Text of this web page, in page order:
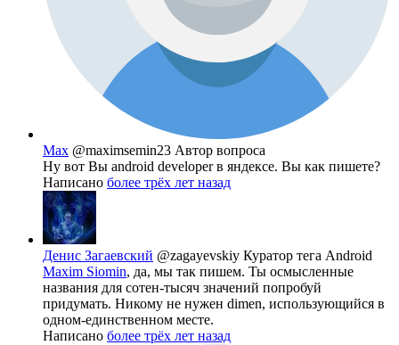
Max @maximsemin23 Автор вопроса
Ну вот Вы android developer в яндексе. Вы как пишете?
Написано более трёх лет назад
Денис Загаевский @zagayevskiy Куратор тега Android
Maxim Siomin, да, мы так пишем. Ты осмысленные
названия для сотен-тысяч значений попробуй
придумать. Никому не нужен dimen, использующийся в
одном-единственном месте.
Написано более трёх лет назад